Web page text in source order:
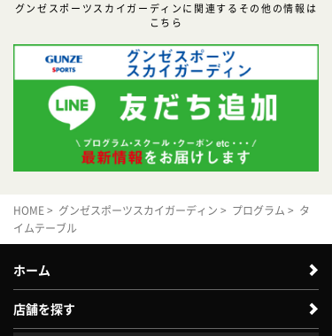
グンゼスポーツスカイガーディンに関連するその他の情報は
こちら
HOME> グンゼスポーツスカイガーディン > プログラム > タ
イムテーブル
ホーム
店舗を探す